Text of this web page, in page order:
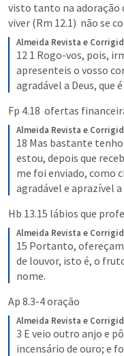
visto tanto na adoração
viver (Rm 12.1)  não se
Almeida Revista e
12 1 Rogo-vos, pois,
apresenteis o vosso
agradável a Deus, que
Fp 4.18
ofertas
Almeida Revista e
18 Mas bastante
estou, depois que
me foi enviado, como
agradável e aprazível a
Hb 13.15 lábios que
Almeida Revista e
15 Portanto,
de louvor, isto é, o
nome.
Ap 8.3-4 oração
Almeida Revista e
3 E veio outro anjo e
incensário de ouro; e